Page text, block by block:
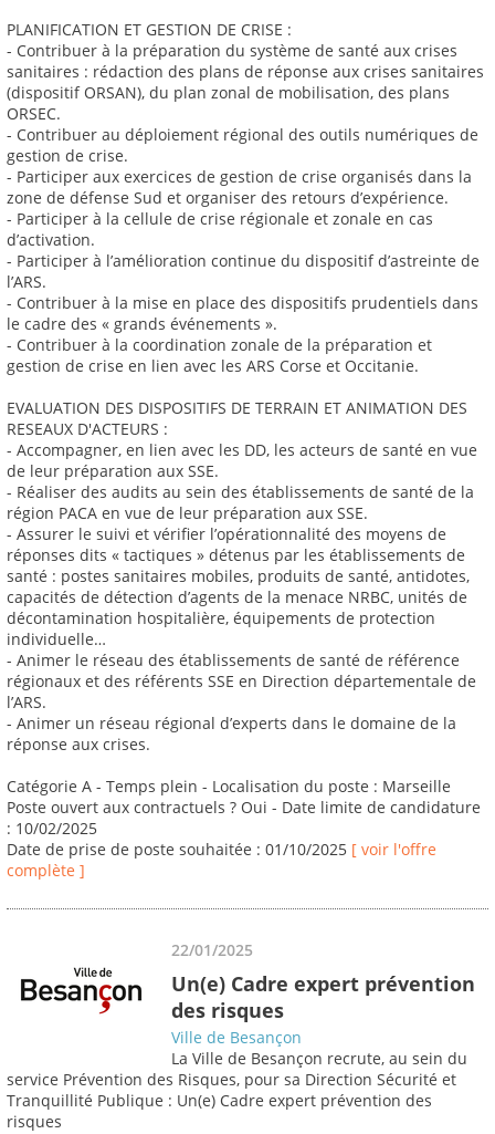
PLANIFICATION ET GESTION DE CRISE :
- Contribuer à la préparation du système de santé aux crises
sanitaires : rédaction des plans de réponse aux crises sanitaires
(dispositif ORSAN), du plan zonal de mobilisation, des plans
ORSEC.
- Contribuer au déploiement régional des outils numériques de
gestion de crise.
- Participer aux exercices de gestion de crise organisés dans la
zone de défense Sud et organiser des retours d’expérience.
- Participer à la cellule de crise régionale et zonale en cas
d’activation.
- Participer à l’amélioration continue du dispositif d’astreinte de
l’ARS.
- Contribuer à la mise en place des dispositifs prudentiels dans
le cadre des « grands événements ».
- Contribuer à la coordination zonale de la préparation et
gestion de crise en lien avec les ARS Corse et Occitanie.
EVALUATION DES DISPOSITIFS DE TERRAIN ET ANIMATION DES
RESEAUX D'ACTEURS :
- Accompagner, en lien avec les DD, les acteurs de santé en vue
de leur préparation aux SSE.
- Réaliser des audits au sein des établissements de santé de la
région PACA en vue de leur préparation aux SSE.
- Assurer le suivi et vérifier l’opérationnalité des moyens de
réponses dits « tactiques » détenus par les établissements de
santé : postes sanitaires mobiles, produits de santé, antidotes,
capacités de détection d’agents de la menace NRBC, unités de
décontamination hospitalière, équipements de protection
individuelle…
- Animer le réseau des établissements de santé de référence
régionaux et des référents SSE en Direction départementale de
l’ARS.
- Animer un réseau régional d’experts dans le domaine de la
réponse aux crises.
Catégorie A - Temps plein - Localisation du poste : Marseille
Poste ouvert aux contractuels ? Oui - Date limite de candidature
: 10/02/2025
Date de prise de poste souhaitée : 01/10/2025 [ voir l'offre
complète ]
22/01/2025
Un(e) Cadre expert prévention
des risques
Ville de Besançon
La Ville de Besançon recrute, au sein du
service Prévention des Risques, pour sa Direction Sécurité et
Tranquillité Publique : Un(e) Cadre expert prévention des
risques